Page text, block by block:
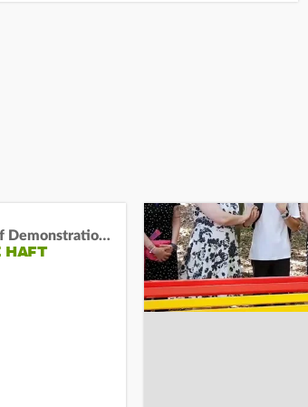
Auto-Anschlag auf Demonstration in München:
HAFT